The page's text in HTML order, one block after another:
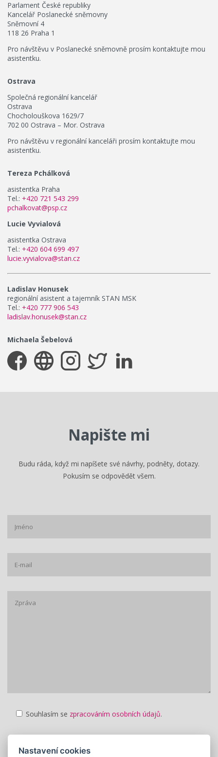
Parlament České republiky
Kancelář Poslanecké sněmovny
Sněmovní 4
118 26 Praha 1
Pro návštěvu v Poslanecké sněmovně prosím kontaktujte mou
asistentku.
Ostrava
Společná regionální kancelář
Ostrava
Chocholouškova 1629/7
702 00 Ostrava – Mor. Ostrava
Pro návštěvu v regionální kanceláři prosím kontaktujte mou
asistentku.
Tereza Pchálková
asistentka Praha
Tel.: +420 721 543 299
pchalkovat@psp.cz
Lucie Vyvialová
asistentka Ostrava
Tel.: +420 604 699 497
lucie.vyvialova@stan.cz
Ladislav Honusek
regionální asistent a tajemník STAN MSK
Tel.: +420 777 906 543
ladislav.honusek@stan.cz
Michaela Šebelová
Napište mi
Budu ráda, když mi napíšete své návrhy, podněty, dotazy.
Pokusím se odpovědět všem.
Souhlasím se zpracováním osobních údajů.
Nastavení cookies